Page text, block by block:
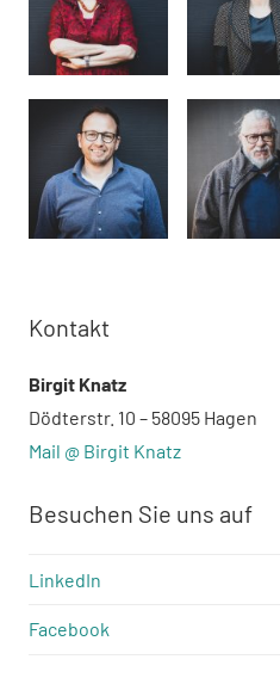
Kontakt
Birgit Knatz
Dödterstr. 10 – 58095 Hagen
Mail @ Birgit Knatz
Besuchen Sie uns auf
LinkedIn
Facebook